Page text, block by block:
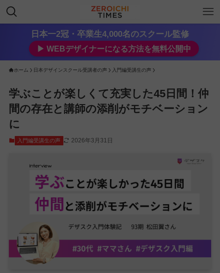
日本一2冠・卒業生4,000名のスクール監修
▶︎ WEBデザイナーになる方法を無料公開中
ホーム 日本デザインスクール受講者の声 入門編受講生の声
学ぶことが楽しくて充実した45日間！仲
間の存在と講師の添削がモチベーション
に
入門編受講生の声 2026年3月31日